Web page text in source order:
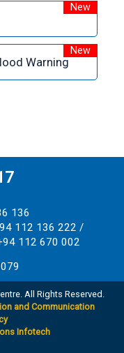
New
Warning
New
136
112 136 222 /
112 670 002
All Rights Reserved.
and Communication
Infotech